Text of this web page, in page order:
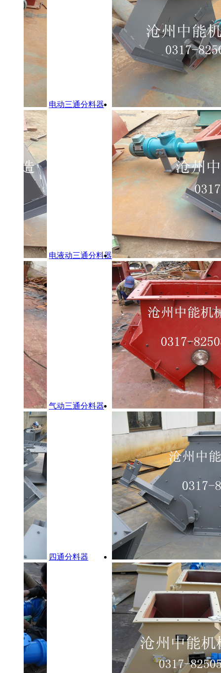
电动三通分料器
电液动三通分料器
气动三通分料器
四通分料器